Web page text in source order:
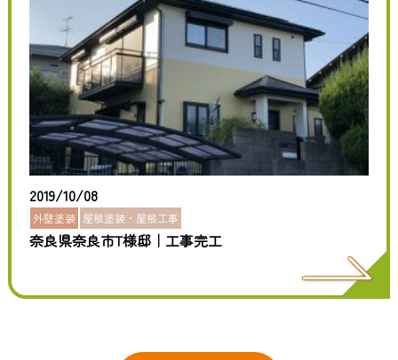
2019/10/08
外壁塗装 屋根塗装・屋根工事
奈良県奈良市T様邸｜工事完工